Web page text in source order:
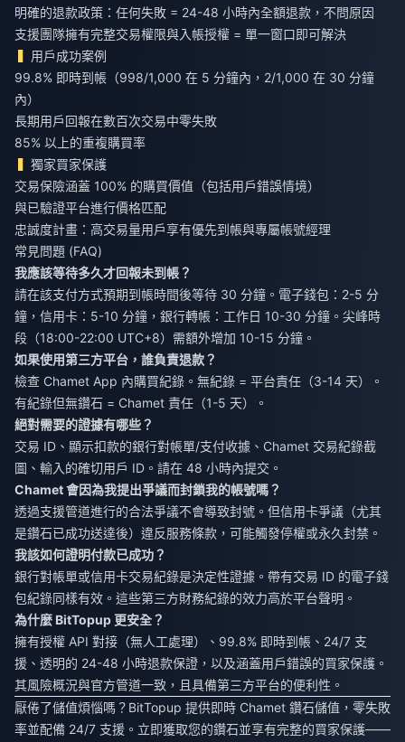
明確的退款政策：任何失敗 = 24-48 小時內全額退款，不問原因
支援團隊擁有完整交易權限與入帳授權 = 單一窗口即可解決
用戶成功案例
99.8% 即時到帳（998/1,000 在 5 分鐘內，2/1,000 在 30 分鐘
內）
長期用戶回報在數百次交易中零失敗
85% 以上的重複購買率
獨家買家保護
交易保險涵蓋 100% 的購買價值（包括用戶錯誤情境）
與已驗證平台進行價格匹配
忠誠度計畫：高交易量用戶享有優先到帳與專屬帳號經理
常見問題 (FAQ)
我應該等待多久才回報未到帳？
請在該支付方式預期到帳時間後等待 30 分鐘。電子錢包：2-5 分
鐘，信用卡：5-10 分鐘，銀行轉帳：工作日 10-30 分鐘。尖峰時
段（18:00-22:00 UTC+8）需額外增加 10-15 分鐘。
如果使用第三方平台，誰負責退款？
檢查 Chamet App 內購買紀錄。無紀錄 = 平台責任（3-14 天）。
有紀錄但無鑽石 = Chamet 責任（1-5 天）。
絕對需要的證據有哪些？
交易 ID、顯示扣款的銀行對帳單/支付收據、Chamet 交易紀錄截
圖、輸入的確切用戶 ID。請在 48 小時內提交。
Chamet 會因為我提出爭議而封鎖我的帳號嗎？
透過支援管道進行的合法爭議不會導致封號。但信用卡爭議（尤其
是鑽石已成功送達後）違反服務條款，可能觸發停權或永久封禁。
我該如何證明付款已成功？
銀行對帳單或信用卡交易紀錄是決定性證據。帶有交易 ID 的電子錢
包紀錄同樣有效。這些第三方財務紀錄的效力高於平台聲明。
為什麼 BitTopup 更安全？
擁有授權 API 對接（無人工處理）、99.8% 即時到帳、24/7 支
援、透明的 24-48 小時退款保證，以及涵蓋用戶錯誤的買家保護。
其風險概況與官方管道一致，且具備第三方平台的便利性。
厭倦了儲值煩惱嗎？BitTopup 提供即時 Chamet 鑽石儲值，零失敗
率並配備 24/7 支援。立即獲取您的鑽石並享有完整的買家保護——